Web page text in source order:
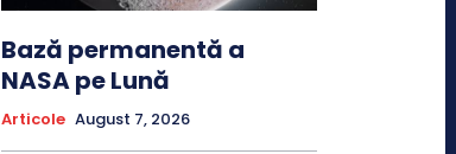
Bază permanentă a
NASA pe Lună
Articole August 7, 2026